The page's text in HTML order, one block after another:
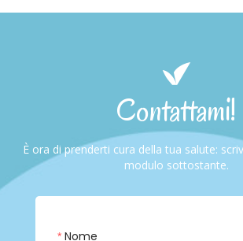
Contattami!
È ora di prenderti cura della tua salute:
modulo sottostante.